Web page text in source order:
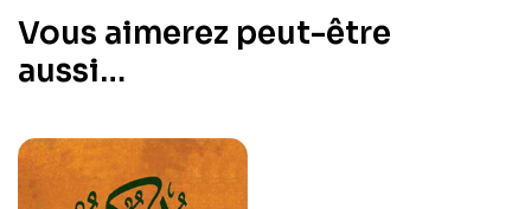
Vous aimerez peut-être
aussi…